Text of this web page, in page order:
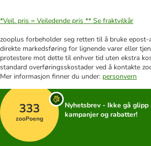
*Veil. pris = Veiledende pris ** Se fraktvilkår
zooplus forbeholder seg retten til å bruke epost-
direkte markedsføring for lignende varer eller
protestere mot dette til enhver tid uten ekstra
standard overføringsskostader ved å kontakte
Mer informasjon finner du under: personvern
333
zooPoeng
Nyhetsbrev - Ikke gå
kampanjer og rabatter!